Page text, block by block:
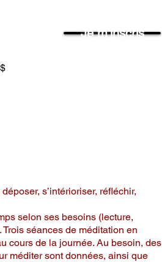
Je m'inscris
s’intérioriser, réfléchir,
selon ses besoins (lecture,
séances de méditation en
cours de la journée. Au besoin, des
méditer sont données, ainsi que